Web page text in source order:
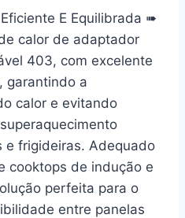
E Equilibrada ➠
calor de adaptador
403, com excelente
garantindo a
calor e evitando
e frigideiras. Adequado
cooktops de indução e
perfeita para o
entre panelas